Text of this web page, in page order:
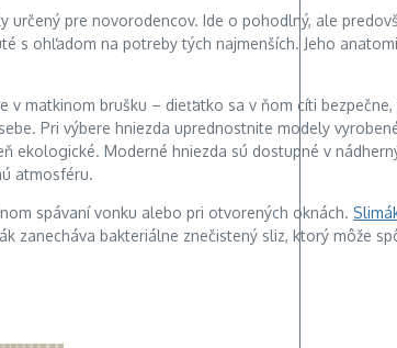
pre novorodencov. Ide o pohodlný, ale
s ohľadom na potreby tých najmenších. Jeho
matkinom brušku – dieťatko sa v ňom cíti
Pri výbere hniezda uprednostnite modely
ekologické. Moderné hniezda sú dostupné v
atmosféru.
spávaní vonku alebo pri otvorených oknách.
zanecháva bakteriálne znečistený sliz, ktorý môže